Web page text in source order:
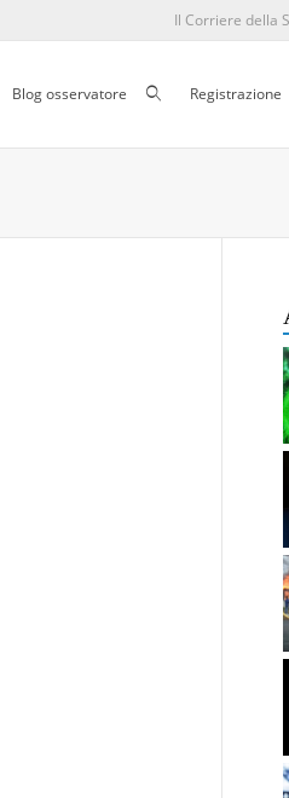
Il Corriere della
Blog osservatore CercaRegistrazione